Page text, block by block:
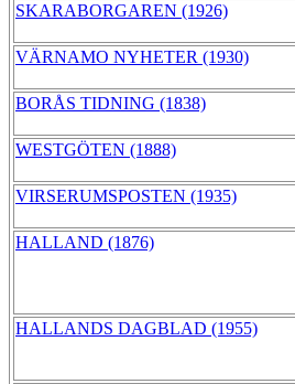
SKARABORGAREN (1926)
VÄRNAMO NYHETER (1930)
BORÅS TIDNING (1838)
WESTGÖTEN (1888)
VIRSERUMSPOSTEN (1935)
HALLAND (1876)
HALLANDS DAGBLAD (1955)